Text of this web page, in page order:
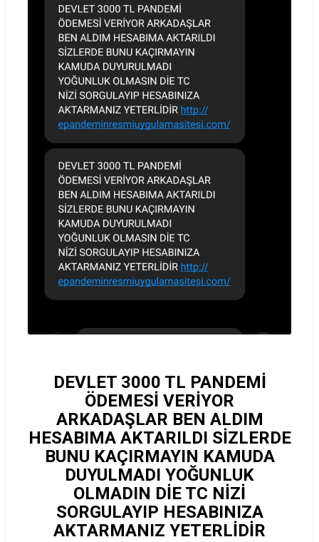
DEVLET 3000 TL PANDEMİ
ÖDEMESİ VERİYOR
ARKADAŞLAR BEN ALDIM
HESABIMA AKTARILDI SİZLERDE
BUNU KAÇIRMAYIN KAMUDA
DUYULMADI YOĞUNLUK
OLMADIN DİE TC NİZİ
SORGULAYIP HESABINIZA
AKTARMANIZ YETERLİDİR